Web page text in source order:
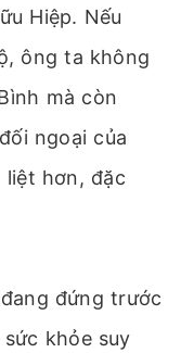
Hiệp. Nếu
ông ta không
mà còn
ngoại của
liệt hơn, đặc
đứng trước
khỏe suy